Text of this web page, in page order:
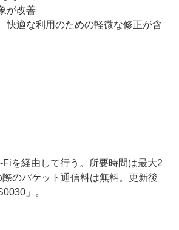
が改善
快適な利用のための軽微な修正が含
を経由して行う。所要時間は最大2
のパケット通信料は無料。更新後
」。